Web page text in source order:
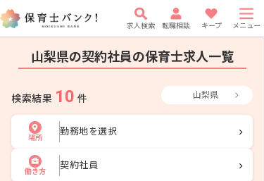
求人検索 転職相談 キープ メニュー
山梨県の契約社員の保育士求人一覧
検索結果 10 件 山梨県
場所
勤務地を選択
働き方
契約社員